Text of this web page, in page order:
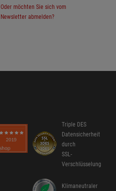
Oder möchten Sie sich vom
Newsletter abmelden?
Triple DES
Datensicherheit
durch
SSL-
Verschlüsselung
Klimaneutraler